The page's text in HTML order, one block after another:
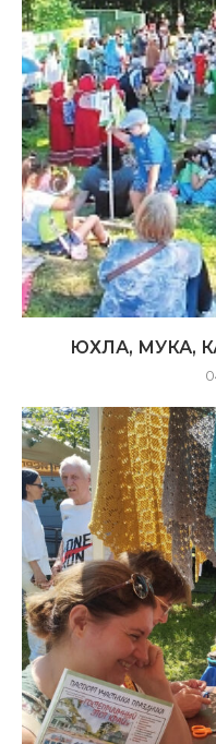
ЮХЛА, МУКА,